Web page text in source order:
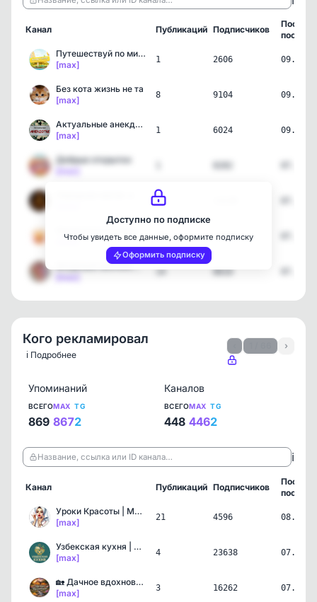
Канал Публикаций Подписчиков
пост
Путешествуй по миру: onl…
[max]
1 2606
Без кота жизнь не та
[max]
8 9104
Актуальные анекдоты
[max]
1 6024
Добрые открытки
4
[max]
15 11329
МОДНЫЙ МАНИКЮР НОГТИ
14 8810
Доступно по подписке
Чтобы увидеть все данные, оформите подписку
Оформить подписку
Кого рекламировал
ℹ️ Подробнее
›
Упоминаний
ВСЕГО
869
MAX
867
TG
2
Каналов
ВСЕГО
448
MAX
446
TG
2
Название, ссылка или ID канала… ℹ️
Канал Публикаций Подписчиков
пост
Уроки Красоты | Макияж |…
[max]
21 4596
Узбекская кухня | Рецепты
[max]
4 23638
🏡 Дачное вдохновение | C…
[max]
3 16262